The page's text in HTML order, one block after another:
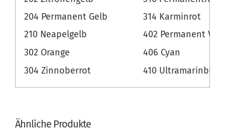
204 Permanent Gelb
314 Karminrot
210 Neapelgelb
402 Permanent
302 Orange
406 Cyan
304 Zinnoberrot
410 Ultramarinblau
Ähnliche Produkte